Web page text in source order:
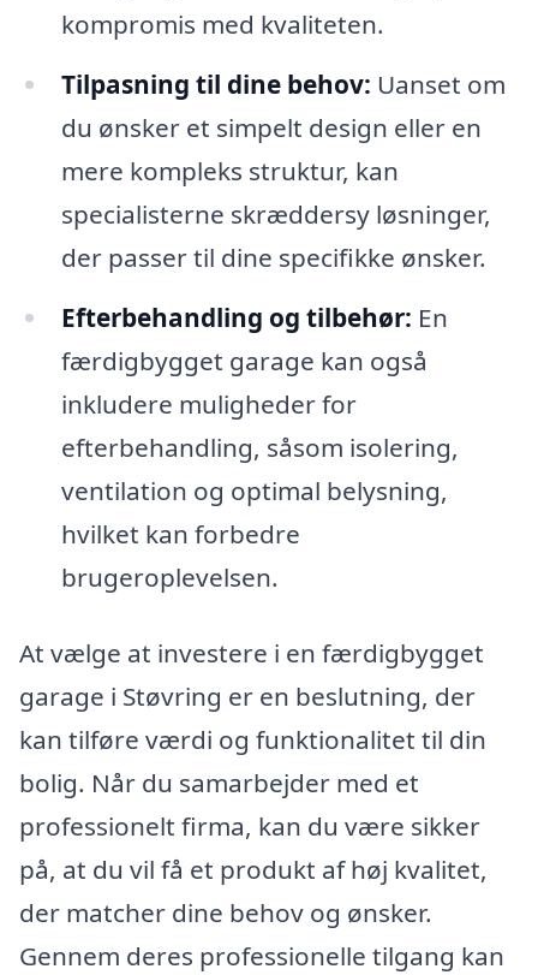
kompromis med kvaliteten.
Tilpasning til dine behov: Uanset om
du ønsker et simpelt design eller en
mere kompleks struktur, kan
specialisterne skræddersy løsninger,
der passer til dine specifikke ønsker.
Efterbehandling og tilbehør: En
færdigbygget garage kan også
inkludere muligheder for
efterbehandling, såsom isolering,
ventilation og optimal belysning,
hvilket kan forbedre
brugeroplevelsen.
At vælge at investere i en færdigbygget
garage i Støvring er en beslutning, der
kan tilføre værdi og funktionalitet til din
bolig. Når du samarbejder med et
professionelt firma, kan du være sikker
på, at du vil få et produkt af høj kvalitet,
der matcher dine behov og ønsker.
Gennem deres professionelle tilgang kan